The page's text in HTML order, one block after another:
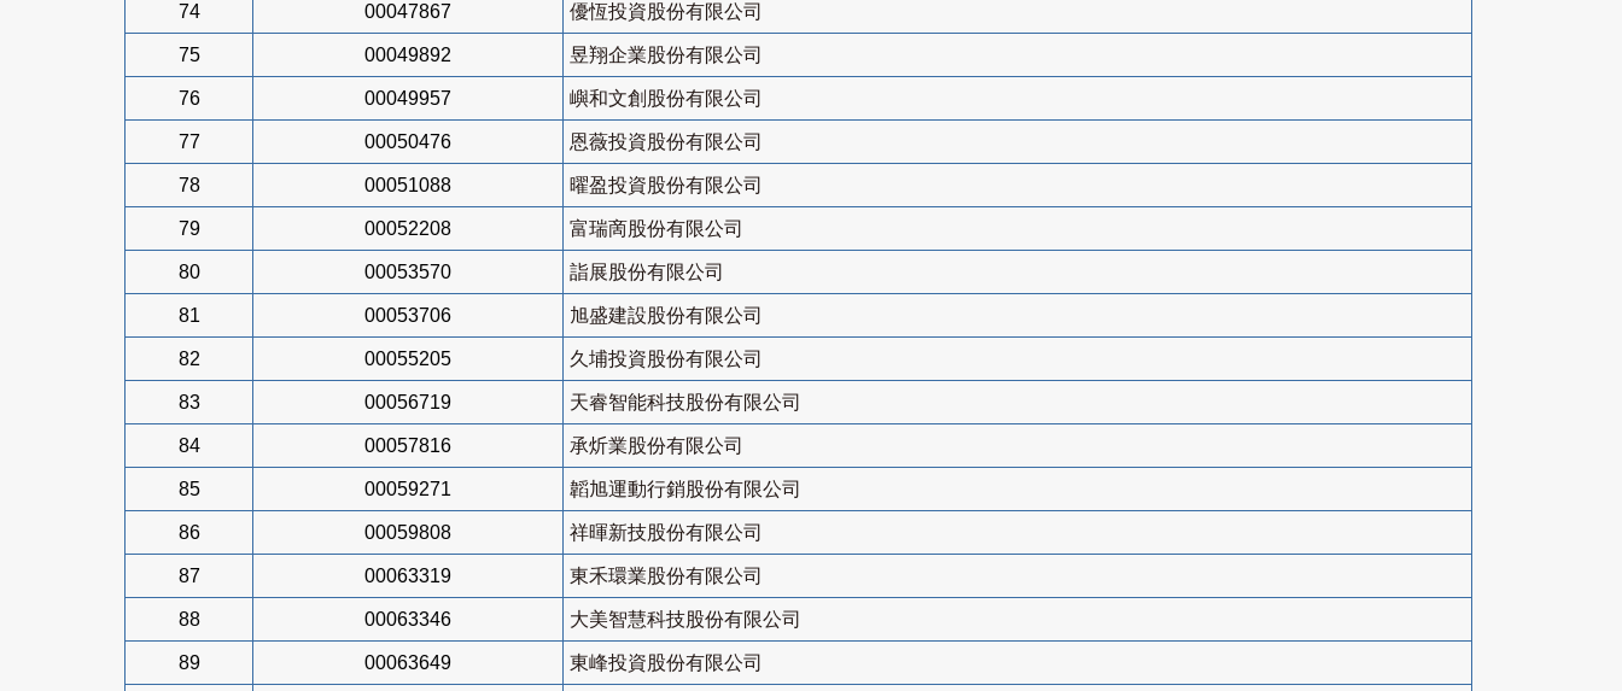
74 00047867 優恆投資股份有限公司
75 00049892 昱翔企業股份有限公司
76 00049957 嶼和文創股份有限公司
77 00050476 恩薇投資股份有限公司
78 00051088 曜盈投資股份有限公司
79 00052208 富瑞啇股份有限公司
80 00053570 詣展股份有限公司
81 00053706 旭盛建設股份有限公司
82 00055205 久埔投資股份有限公司
83 00056719 天睿智能科技股份有限公司
84 00057816 承炘業股份有限公司
85 00059271 韜旭運動行銷股份有限公司
86 00059808 祥暉新技股份有限公司
87 00063319 東禾環業股份有限公司
88 00063346 大美智慧科技股份有限公司
89 00063649 東峰投資股份有限公司